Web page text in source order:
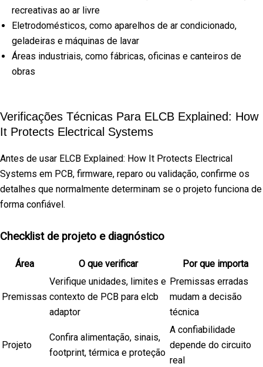
recreativas ao ar livre
Eletrodomésticos, como aparelhos de ar condicionado,
geladeiras e máquinas de lavar
Áreas industriais, como fábricas, oficinas e canteiros de
obras
Verificações Técnicas Para ELCB Explained: How
It Protects Electrical Systems
Antes de usar ELCB Explained: How It Protects Electrical
Systems em PCB, firmware, reparo ou validação, confirme os
detalhes que normalmente determinam se o projeto funciona de
forma confiável.
Checklist de projeto e diagnóstico
Área O que verificar Por que importa
Premissas
Verifique unidades, limites e
contexto de PCB para elcb
adaptor
Premissas erradas
mudam a decisão
técnica
Projeto
Confira alimentação, sinais,
footprint, térmica e proteção
A confiabilidade
depende do circuito
real